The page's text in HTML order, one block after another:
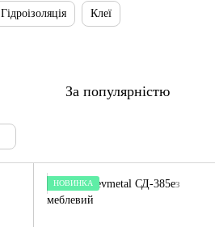
Гідроізоляція Клеї
За популярністю
НОВИНКА